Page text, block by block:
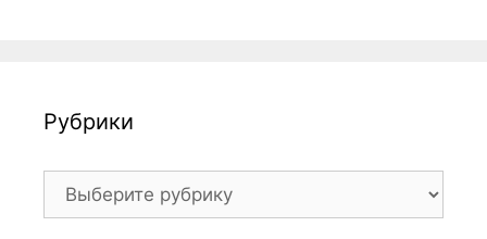
Рубрики
Рубрики